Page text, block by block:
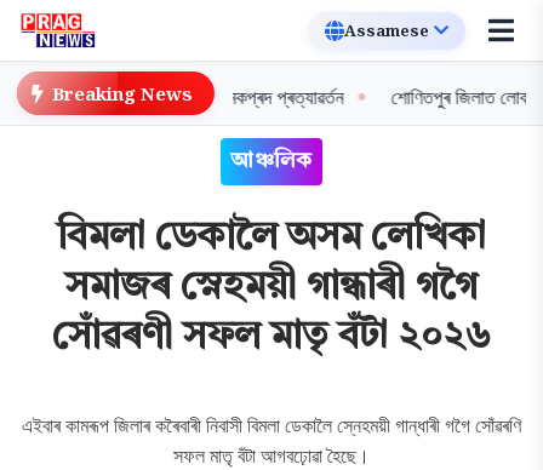
Breaking News
হৰুৱাই ডিব্ৰুগড় ৱাৰিয়ৰ্ছৰ চমকপ্ৰদ প্ৰত্যাৱৰ্তন শোণিতপুৰ জিলাত লোক কল্যাণ
আঞ্চলিক
বিমলা ডেকালৈ অসম লেখিকা
সমাজৰ স্নেহময়ী গান্ধাৰী গগৈ
সোঁৱৰণী সফল মাতৃ বঁটা ২০২৬
এইবাৰ কামৰূপ জিলাৰ কৰৈবাৰী নিবাসী বিমলা ডেকালৈ স্নেহময়ী গান্ধাৰী গগৈ সোঁৱৰণি
সফল মাতৃ বঁটা আগবঢ়োৱা হৈছে।